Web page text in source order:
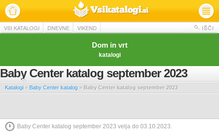
VSI KATALOGI DNEVNE VIKEND IŠČI
Dom in vrt
katalogi
Baby Center katalog september 2023
Katalogi » Baby Center katalog » Baby Center katalog september 2023
Baby Center katalog september 2023 velja do 03.10.2023.